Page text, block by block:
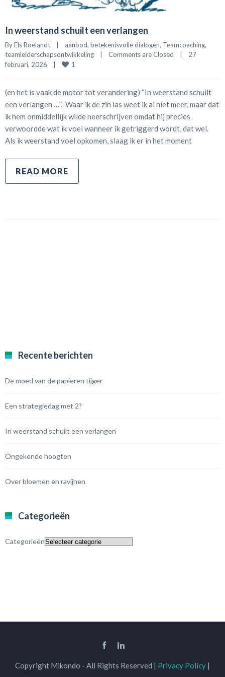
In weerstand schuilt een verlangen
By Els Roelandt | aanbod, betekenisvolle dialogen, Teamcoaching
teamleiderschapsontwikkeling
| Comments are Closed |
27
februari, 2026 | 1
(en het is vaak de motor tot verandering) “In weerstand schuilt
een verlangen …”. Waar ik de zin las weet ik al niet meer, maar dat
ik hem onmiddellijk wilde neerschrijven omdat hij precies
verwoordde wat ik voel wanneer ik getriggerd wordt, dat wel.
Als ik weerstand voel opkomen, slaag ik er in het moment
READ MORE
Recente berichten
De moed van de papieren tijger
Een strategiedag met 2?
In weerstand schuilt een verlangen
Ongekende hoogten
Over bloemen en ravijnen
Categorieën
Categorieën
Copyright Mikondo - All Rights Reserved | Privacy Policy |